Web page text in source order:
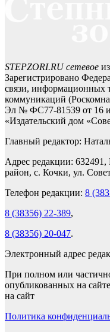
STEPZORI.RU сетевое
Зарегистрировано
связи, информационных
коммуникаций
Эл № ФС77-81539 от 16
«Издательский дом
Главный редактор:
Адрес редакции: 632491,
район, с. Кочки, ул.
Телефон редакции: 8
8 (38356) 22-389,
8 (38356) 20-047.
Электронный адрес
При полном или
опубликованных на
на сайт
Политика